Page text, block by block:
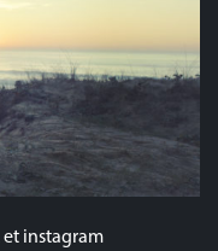
instagram